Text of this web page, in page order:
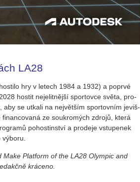
LA28
hry v le­tech 1984 a 1932) a po­pr­vé
hos­tit neje­lit­něj­ší spor­tov­ce světa, pro­
aby se utka­li na nej­vět­ším spor­tov­ním je­viš­
ze sou­kro­mých zdro­jů, která
po­hos­tin­ství a pro­de­je vstu­pe­nek
Platform of the LA28 Olympic and
kráceno.